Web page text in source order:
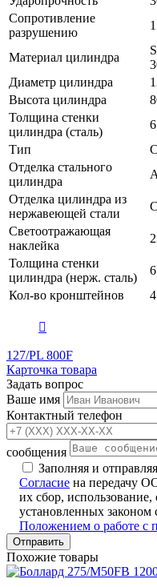
Сопротивление
разрушению
Материал цилиндра
Диаметр цилиндра
Высота цилиндра
Толщина стенки
цилиндра (сталь)
Тип
Отделка стального
цилиндра
Отделка цилиндра из
нержавеющей стали
Светоотражающая
наклейка
Толщина стенки
цилиндра (нерж. сталь)
Кол-во кронштейнов
4
127/PL 800F
Карточка товара
Задать вопрос
Ваше имя
Контактный телефон
сообщения
Заполняя и
Согласие на передачу
их сбор, использование,
установленных законом
Положением о работе с
Похожие товары